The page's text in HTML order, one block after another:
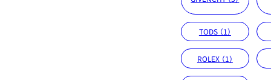
TODS （1）
ROLEX （1）